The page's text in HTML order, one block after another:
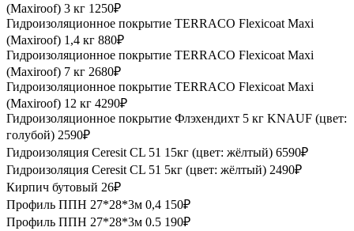
(Maxiroof) 3 кг 1250₽
Гидроизоляционное покрытие TERRACO Flexicoat Maxi
(Maxiroof) 1,4 кг 880₽
Гидроизоляционное покрытие TERRACO Flexicoat Maxi
(Maxiroof) 7 кг 2680₽
Гидроизоляционное покрытие TERRACO Flexicoat Maxi
(Maxiroof) 12 кг 4290₽
Гидроизоляционное покрытие Флэхендихт 5 кг KNAUF (цвет:
голубой) 2590₽
Гидроизоляция Ceresit CL 51 15кг (цвет: жёлтый) 6590₽
Гидроизоляция Ceresit CL 51 5кг (цвет: жёлтый) 2490₽
Кирпич бутовый 26₽
Профиль ППН 27*28*3м 0,4 150₽
Профиль ППН 27*28*3м 0.5 190₽